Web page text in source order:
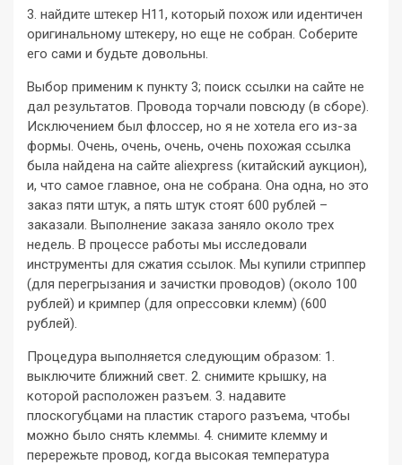
3. найдите штекер H11, который похож или идентичен
оригинальному штекеру, но еще не собран. Соберите
его сами и будьте довольны.
Выбор применим к пункту 3; поиск ссылки на сайте не
дал результатов. Провода торчали повсюду (в сборе).
Исключением был флоссер, но я не хотела его из-за
формы. Очень, очень, очень, очень похожая ссылка
была найдена на сайте aliexpress (китайский аукцион),
и, что самое главное, она не собрана. Она одна, но это
заказ пяти штук, а пять штук стоят 600 рублей –
заказали. Выполнение заказа заняло около трех
недель. В процессе работы мы исследовали
инструменты для сжатия ссылок. Мы купили стриппер
(для перегрызания и зачистки проводов) (около 100
рублей) и кримпер (для опрессовки клемм) (600
рублей).
Процедура выполняется следующим образом: 1.
выключите ближний свет. 2. снимите крышку, на
которой расположен разъем. 3. надавите
плоскогубцами на пластик старого разъема, чтобы
можно было снять клеммы. 4. снимите клемму и
перережьте провод, когда высокая температура